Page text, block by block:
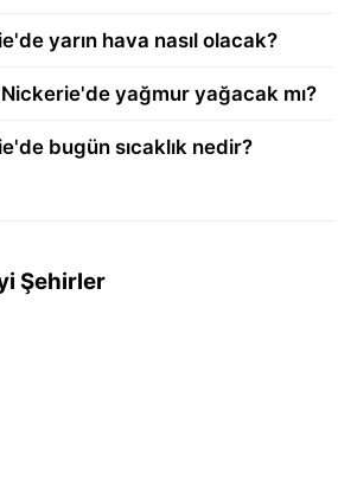
yarın hava nasıl olacak?
yağmur yağacak mı?
bugün sıcaklık nedir?
Şehirler